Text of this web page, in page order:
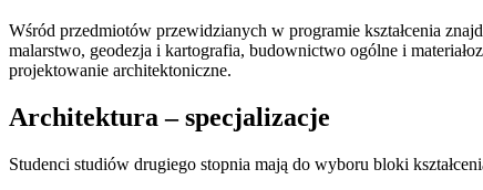
Wśród przedmiotów przewidzianych w programie kształcenia
malarstwo, geodezja i kartografia, budownictwo ogólne i
projektowanie architektoniczne.
Architektura – specjalizacje
Studenci studiów drugiego stopnia mają do wyboru bloki